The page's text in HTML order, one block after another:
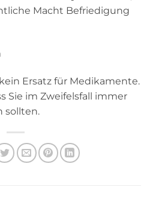
Macht Befriedigung
Ersatz für Medikamente.
Sie im Zweifelsfall immer
sollten.